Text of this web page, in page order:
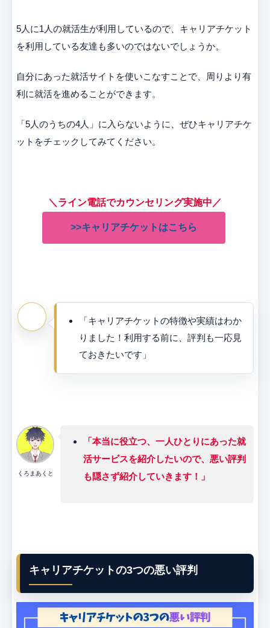
5人に1人の就活生が利用しているので、キャリアチケット
を利用している友達も多いのではないでしょうか。
自分にあった就活サイトを使いこなすことで、周りより有
利に就活を進めることができます。
「5人のうちの4人」に入らないように、ぜひキャリアチケ
ットをチェックしてみてください。
＼ライン電話でカウンセリング実施中／
>>キャリアチケットはこちら
「キャリアチケットの特徴や実績はわか
りました！利用する前に、評判も一応見
ておきたいです」
くろまあくと
「本当に役立つ、一人ひとりにあった就
活サービスを紹介したいので、悪い評判
も隠さず紹介していきます！」
キャリアチケットの3つの悪い評判